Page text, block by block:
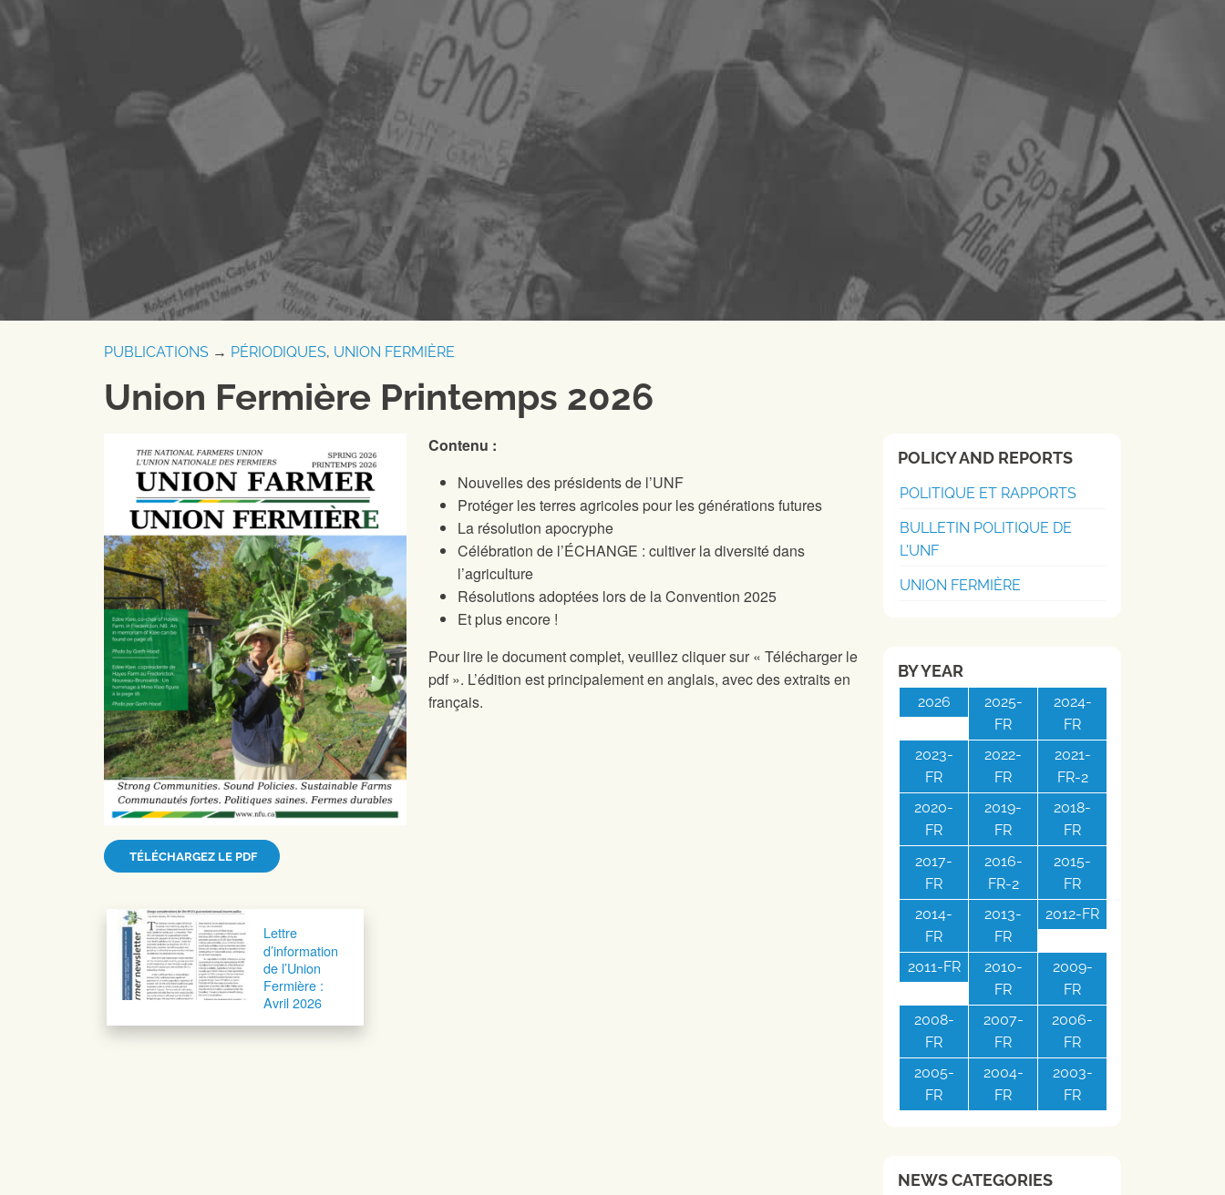
PUBLICATIONS → PÉRIODIQUES, UNION FERMIÈRE
Union Fermière Printemps 2026
TÉLÉCHARGEZ LE PDF
Contenu :
Nouvelles des présidents de l’UNF
Protéger les terres agricoles pour les générations futures
La résolution apocryphe
Célébration de l’ÉCHANGE : cultiver la diversité dans
l’agriculture
Résolutions adoptées lors de la Convention 2025
Et plus encore !
Pour lire le document complet, veuillez cliquer sur « Télécharger le
pdf ». L’édition est principalement en anglais, avec des extraits en
français.
Navigation postale
Lettre
d’information
de l’Union
Fermière :
Avril 2026
POLICY AND REPORTS
POLITIQUE ET RAPPORTS
BULLETIN POLITIQUE DE
L'UNF
UNION FERMIÈRE
BY YEAR
2026
2025-
FR
2024-
FR
2023-
FR
2022-
FR
2021-
FR-2
2020-
FR
2019-
FR
2018-
FR
2017-
FR
2016-
FR-2
2015-
FR
2014-
FR
2013-
FR
2012-FR
2011-FR
2010-
FR
2009-
FR
2008-
FR
2007-
FR
2006-
FR
2005-
FR
2004-
FR
2003-
FR
NEWS CATEGORIES